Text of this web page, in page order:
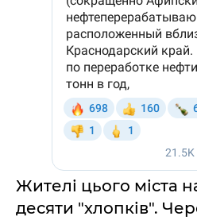
Жителі цього міста
десяти "хлопків".